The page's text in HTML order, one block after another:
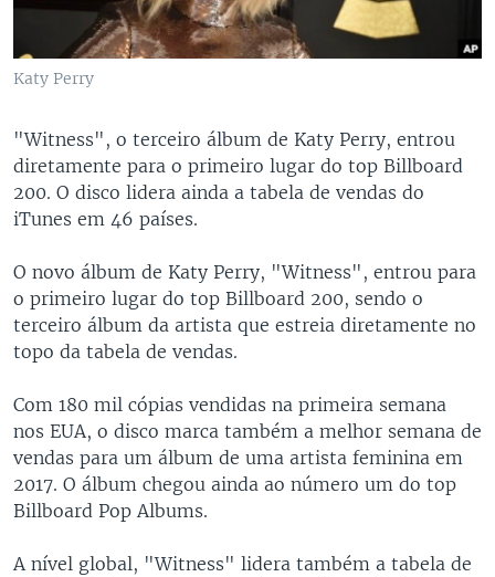
Katy Perry
"Witness", o terceiro álbum de Katy Perry, entrou
diretamente para o primeiro lugar do top Billboard
200. O disco lidera ainda a tabela de vendas do
iTunes em 46 países.
O novo álbum de Katy Perry, "Witness", entrou para
o primeiro lugar do top Billboard 200, sendo o
terceiro álbum da artista que estreia diretamente no
topo da tabela de vendas.
Com 180 mil cópias vendidas na primeira semana
nos EUA, o disco marca também a melhor semana de
vendas para um álbum de uma artista feminina em
2017. O álbum chegou ainda ao número um do top
Billboard Pop Albums.
A nível global, "Witness" lidera também a tabela de